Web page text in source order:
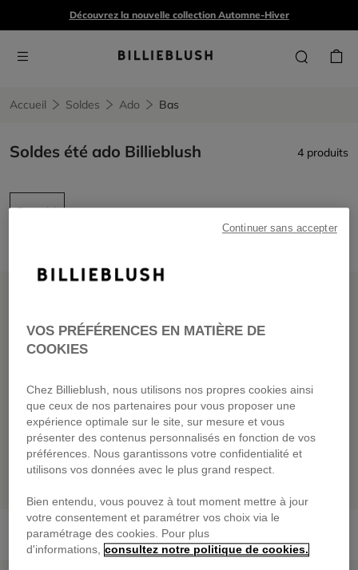
Découvrez la nouvelle collection Automne-Hiver
Accueil Soldes Ado Bas
Soldes été ado Billieblush 4 produits
Bas
PRIX DOUX
Pantalon En Denim
69,00 €
Pantalon De Jogging
65,00 €
VOS PRÉFÉRENCES EN MATIÈRE DE
COOKIES
Chez Billieblush, nous utilisons nos propres cookies ainsi
que ceux de nos partenaires pour vous proposer une
expérience optimale sur le site, sur mesure et vous
présenter des contenus personnalisés en fonction de vos
préférences. Nous garantissons votre confidentialité et
utilisons vos données avec le plus grand respect.
Bien entendu, vous pouvez à tout moment mettre à jour
votre consentement et paramétrer vos choix via le
paramétrage des cookies. Pour plus
d'informations, consultez notre politique de cookies.
Continuer sans accepter